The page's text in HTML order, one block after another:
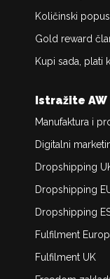
Količinski
Gold reward
Kupi sada, plati
Istražite AW
Manufaktura i
Digitalni
Dropshipping
Dropshipping
Dropshipping
Fulfilment
Fulfilment UK